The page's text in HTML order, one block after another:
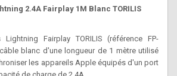
2.4A Fairplay 1M Blanc TORILIS
Fairplay TORILIS (référence FP-
blanc d'une longueur de 1 mètre utilisé
les appareils Apple équipés d'un port